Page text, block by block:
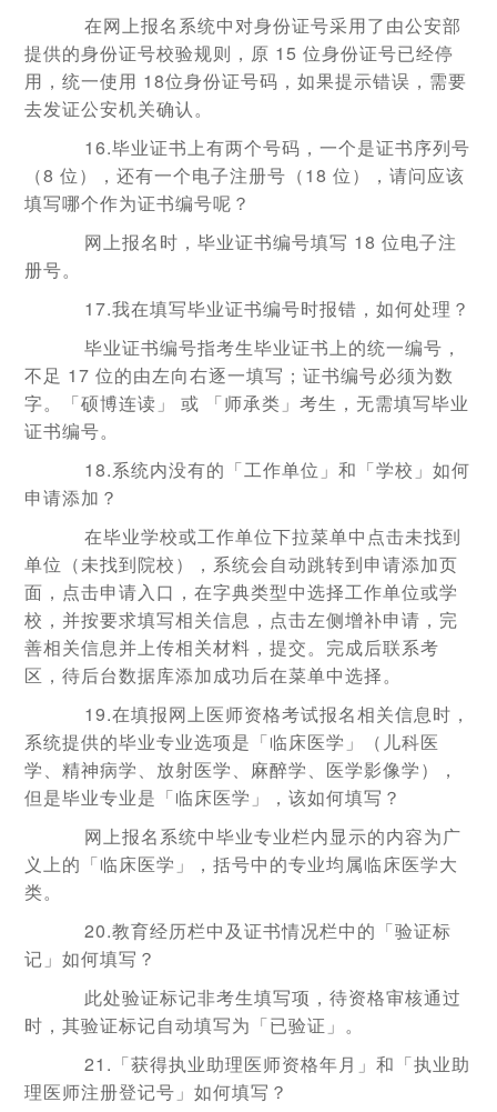
在网上报名系统中对身份证号采用了由公安部
提供的身份证号校验规则，原 15 位身份证号已经停
用，统一使用 18位身份证号码，如果提示错误，需要
去发证公安机关确认。
16.毕业证书上有两个号码，一个是证书序列号
（8 位），还有一个电子注册号（18 位），请问应该
填写哪个作为证书编号呢？
网上报名时，毕业证书编号填写 18 位电子注
册号。
17.我在填写毕业证书编号时报错，如何处理？
毕业证书编号指考生毕业证书上的统一编号，
不足 17 位的由左向右逐一填写；证书编号必须为数
字。「硕博连读」 或 「师承类」考生，无需填写毕业
证书编号。
18.系统内没有的「工作单位」和「学校」如何
申请添加？
在毕业学校或工作单位下拉菜单中点击未找到
单位（未找到院校），系统会自动跳转到申请添加页
面，点击申请入口，在字典类型中选择工作单位或学
校，并按要求填写相关信息，点击左侧增补申请，完
善相关信息并上传相关材料，提交。完成后联系考
区，待后台数据库添加成功后在菜单中选择。
19.在填报网上医师资格考试报名相关信息时，
系统提供的毕业专业选项是「临床医学」（儿科医
学、精神病学、放射医学、麻醉学、医学影像学），
但是毕业专业是「临床医学」，该如何填写？
网上报名系统中毕业专业栏内显示的内容为广
义上的「临床医学」，括号中的专业均属临床医学大
类。
20.教育经历栏中及证书情况栏中的「验证标
记」如何填写？
此处验证标记非考生填写项，待资格审核通过
时，其验证标记自动填写为「已验证」。
21.「获得执业助理医师资格年月」和「执业助
理医师注册登记号」如何填写？